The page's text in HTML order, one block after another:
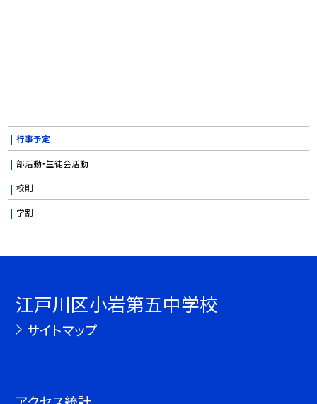
行事予定
部活動・生徒会活動
校則
学割
江戸川区小岩第五中学校
サイトマップ